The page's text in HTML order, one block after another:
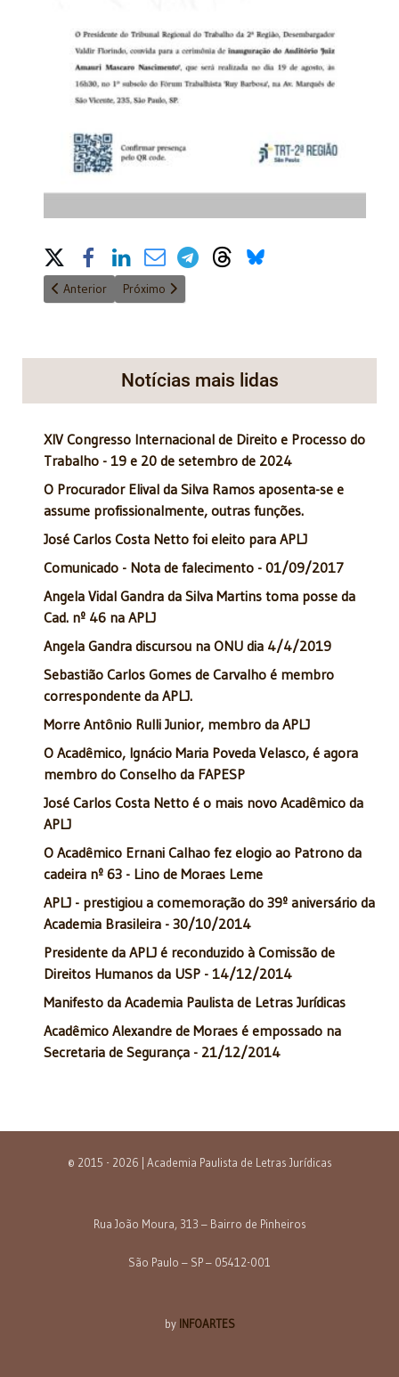
Share on Social Media
Artigo anterior: Nota de Pesar – Paulo de Barros Carvalho -
Anterior Próximo artigo: Prêmio Juristas de Destaque
Próximo
Notícias mais lidas
XIV Congresso Internacional de Direito e Processo do
Trabalho - 19 e 20 de setembro de 2024
O Procurador Elival da Silva Ramos aposenta-se e
assume profissionalmente, outras funções.
José Carlos Costa Netto foi eleito para APLJ
Comunicado - Nota de falecimento - 01/09/2017
Angela Vidal Gandra da Silva Martins toma posse da
Cad. nº 46 na APLJ
Angela Gandra discursou na ONU dia 4/4/2019
Sebastião Carlos Gomes de Carvalho é membro
correspondente da APLJ.
Morre Antônio Rulli Junior, membro da APLJ
O Acadêmico, Ignácio Maria Poveda Velasco, é agora
membro do Conselho da FAPESP
José Carlos Costa Netto é o mais novo Acadêmico da
APLJ
O Acadêmico Ernani Calhao fez elogio ao Patrono da
cadeira nº 63 - Lino de Moraes Leme
APLJ - prestigiou a comemoração do 39º aniversário da
Academia Brasileira - 30/10/2014
Presidente da APLJ é reconduzido à Comissão de
Direitos Humanos da USP - 14/12/2014
Manifesto da Academia Paulista de Letras Jurídicas
Acadêmico Alexandre de Moraes é empossado na
Secretaria de Segurança - 21/12/2014
© 2015 - 2026 | Academia Paulista de Letras Jurídicas
Rua João Moura, 313 – Bairro de Pinheiros
São Paulo – SP – 05412-001
by INFOARTES